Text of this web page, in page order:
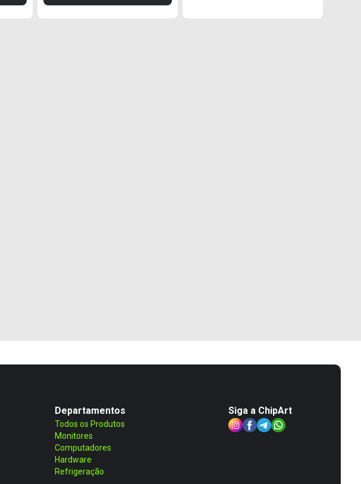
Departamentos
Todos os Produtos
Monitores
Computadores
Hardware
Refrigeração
Siga a ChipArt